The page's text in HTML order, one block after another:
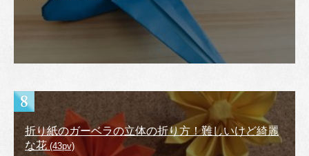
折り紙のガーベラの立体の折り方！難しいけど綺麗
な花 (43pv)